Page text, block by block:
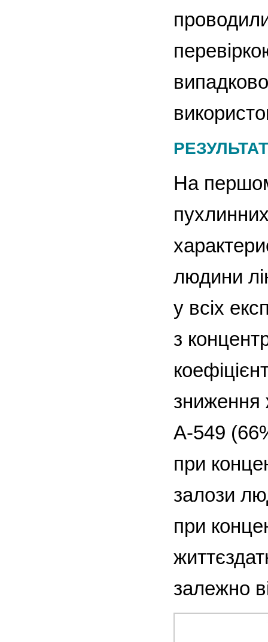
На
людини
у всіх
з
зниження
А-549
при
залози
при
залежно